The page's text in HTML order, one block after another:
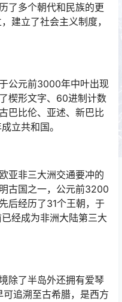
了多个朝代和民族的更
建立了社会主义制度，
元前3000年中叶出现
楔形文字、60进制计数
巴比伦、亚述、新巴比
立共和国。
非三大洲交通要冲的
古国之一，公元前3200
后经历了31个王朝，于
经成为非洲大陆第三大
了半岛外还拥有爱琴
追溯至古希腊，是西方